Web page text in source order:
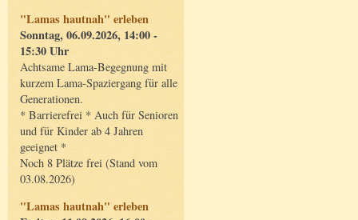
"Lamas hautnah" erleben
Sonntag, 06.09.2026, 14:00 -
15:30 Uhr
Achtsame Lama-Begegnung mit
kurzem Lama-Spaziergang für alle
Generationen.
* Barrierefrei * Auch für Senioren
und für Kinder ab 4 Jahren
geeignet *
Noch 8 Plätze frei (Stand vom
03.08.2026)
"Lamas hautnah" erleben